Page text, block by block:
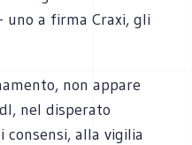
uno a firma Craxi, gli
non appare
nel disperato
alla vigilia